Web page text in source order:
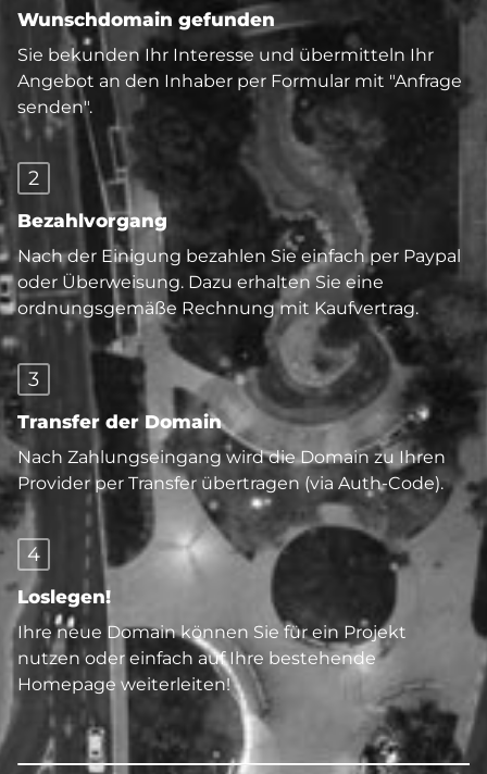
Wunschdomain gefunden
Sie bekunden Ihr Interesse und übermitteln Ihr
Angebot an den Inhaber per Formular mit "Anfrage
senden".
2
Bezahlvorgang
Nach der Einigung bezahlen Sie einfach per Paypal
oder Überweisung. Dazu erhalten Sie eine
ordnungsgemäße Rechnung mit Kaufvertrag.
3
Transfer der Domain
Nach Zahlungseingang wird die Domain zu Ihren
Provider per Transfer übertragen (via Auth-Code).
4
Loslegen!
Ihre neue Domain können Sie für ein Projekt
nutzen oder einfach auf Ihre bestehende
Homepage weiterleiten!